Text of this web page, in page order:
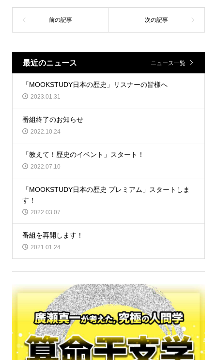
最近のニュース ニュース一覧
「MOOKSTUDY日本の歴史」リスナーの皆様へ
2023.01.31
番組終了のお知らせ
2022.10.24
「教えて！歴史のイベント」スタート！
2022.07.10
「MOOKSTUDY日本の歴史 プレミアム」スタートしま
す！
2022.03.07
番組を再開します！
2021.01.24